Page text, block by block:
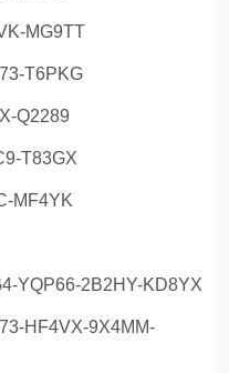
MG9TT
T6PKG
Q2289
T83GX
MF4YK
YQP66-2B2HY-KD8YX
HF4VX-9X4MM-